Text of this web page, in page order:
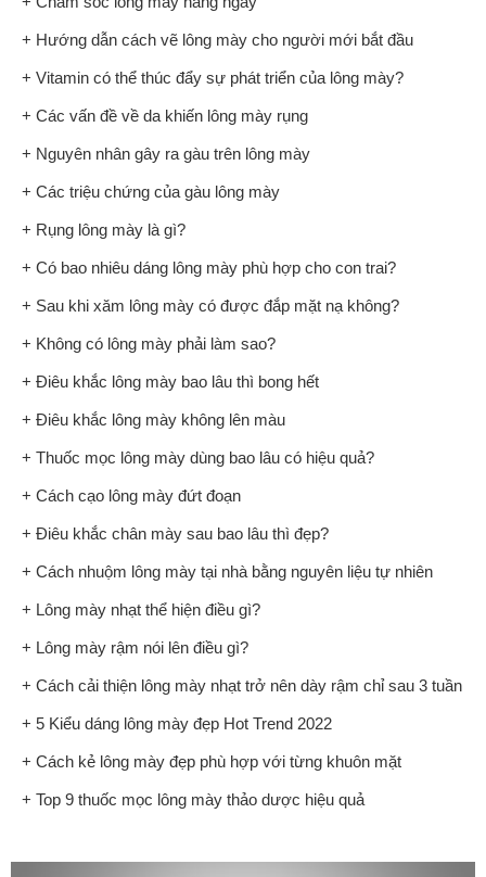
+ Hướng dẫn cách vẽ lông mày cho người mới bắt đầu
+ Vitamin có thể thúc đẩy sự phát triển của lông mày?
+ Các vấn đề về da khiến lông mày rụng
+ Nguyên nhân gây ra gàu trên lông mày
+ Các triệu chứng của gàu lông mày
+ Rụng lông mày là gì?
+ Có bao nhiêu dáng lông mày phù hợp cho con trai?
+ Sau khi xăm lông mày có được đắp mặt nạ không?
+ Không có lông mày phải làm sao?
+ Điêu khắc lông mày bao lâu thì bong hết
+ Điêu khắc lông mày không lên màu
+ Thuốc mọc lông mày dùng bao lâu có hiệu quả?
+ Cách cạo lông mày đứt đoạn
+ Điêu khắc chân mày sau bao lâu thì đẹp?
+ Cách nhuộm lông mày tại nhà bằng nguyên liệu tự nhiên
+ Lông mày nhạt thể hiện điều gì?
+ Lông mày rậm nói lên điều gì?
+ Cách cải thiện lông mày nhạt trở nên dày rậm chỉ sau 3 tuần
+ 5 Kiểu dáng lông mày đẹp Hot Trend 2022
+ Cách kẻ lông mày đẹp phù hợp với từng khuôn mặt
+ Top 9 thuốc mọc lông mày thảo dược hiệu quả